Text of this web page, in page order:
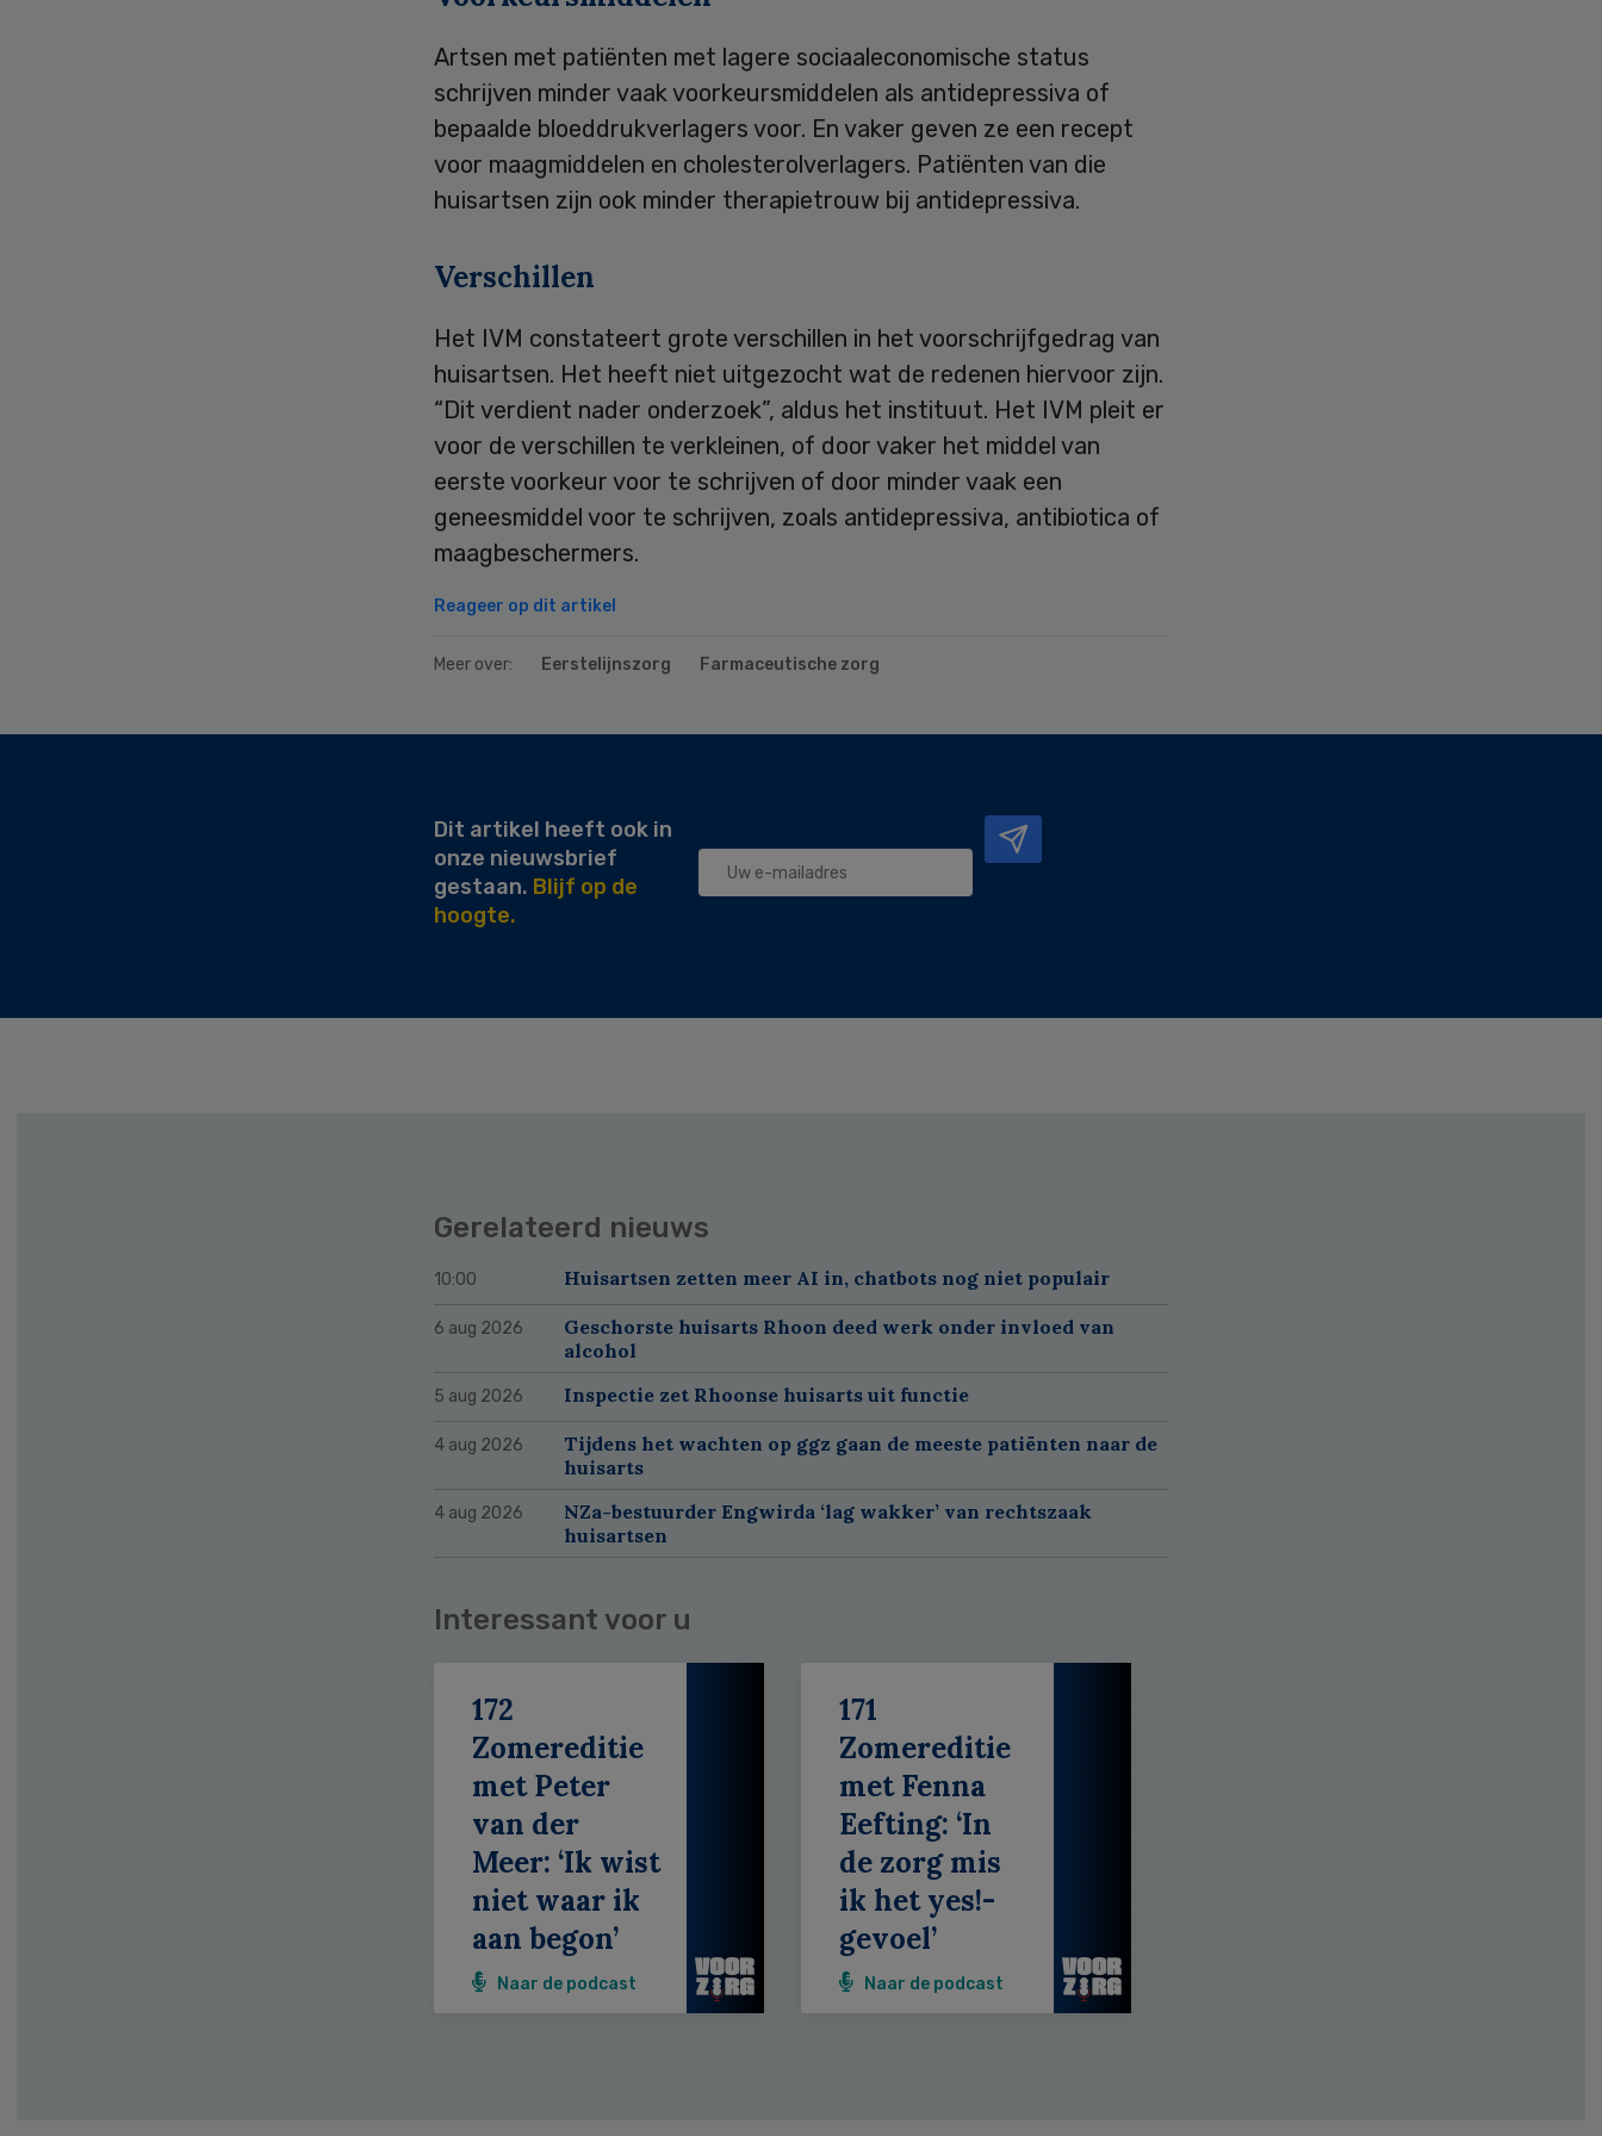
Artsen met patiënten met lagere sociaaleconomische status
schrijven minder vaak voorkeursmiddelen als antidepressiva of
bepaalde bloeddrukverlagers voor. En vaker geven ze een recept
voor maagmiddelen en cholesterolverlagers. Patiënten van die
huisartsen zijn ook minder therapietrouw bij antidepressiva.
Verschillen
Het IVM constateert grote verschillen in het voorschrijfgedrag van
huisartsen. Het heeft niet uitgezocht wat de redenen hiervoor zijn.
“Dit verdient nader onderzoek”, aldus het instituut. Het IVM pleit er
voor de verschillen te verkleinen, of door vaker het middel van
eerste voorkeur voor te schrijven of door minder vaak een
geneesmiddel voor te schrijven, zoals antidepressiva, antibiotica of
maagbeschermers.
Reageer op dit artikel
Meer over: Eerstelijnszorg Farmaceutische zorg
Dit artikel heeft ook in
onze nieuwsbrief
gestaan. Blijf op de
hoogte.
Gerelateerd nieuws
10:00 Huisartsen zetten meer AI in, chatbots nog niet populair
6 aug 2026
Geschorste huisarts Rhoon deed werk onder invloed van
alcohol
5 aug 2026 Inspectie zet Rhoonse huisarts uit functie
4 aug 2026
Tijdens het wachten op ggz gaan de meeste patiënten naar de
huisarts
4 aug 2026
NZa-bestuurder Engwirda ‘lag wakker’ van rechtszaak
huisartsen
Interessant voor u
172
Zomereditie
met Peter
van der
Meer: ‘Ik wist
niet waar ik
aan begon’
Naar de podcast
171
Zomereditie
met Fenna
Eefting: ‘In
de zorg mis
ik het yes!-
gevoel’
Naar de podcast